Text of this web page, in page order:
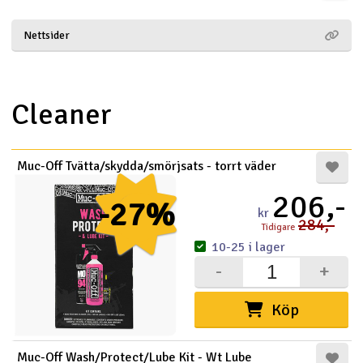
Båtar
Drönare för FPV
Flygplan
Helikopter
Kamerautrustning
Modellbygg- och byggsatser
Modelljärnväg
Motor & tillbehör
Nettsider
Cleaner
-27%
Muc-Off Tvätta/skydda/smörjsats - torrt väder
kr 206,-
Tidigare 284,-
Köp
+
-
10-25 i lager
Muc-Off Wash/Protect/Lube Kit - Wt Lube